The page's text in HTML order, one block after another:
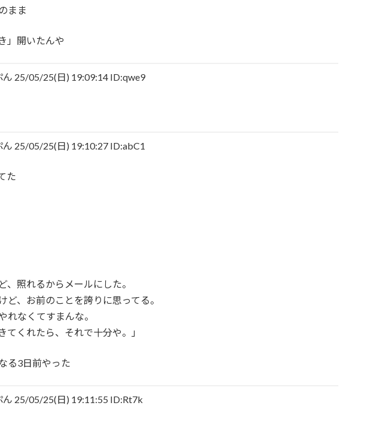
イムテーブルがコチラ！！！【乃木坂46】
私が乳出してるみたいな画像…AIやで、きもすぎ」一力両断
まま
」開いたんや
25/05/25(日) 19:09:14 ID:qwe9
25/05/25(日) 19:10:27 ID:abC1
た
、照れるからメールにした。
ど、お前のことを誇りに思ってる。
れなくてすまんな。
てくれたら、それで十分や。」
る3日前やった
25/05/25(日) 19:11:55 ID:Rt7k